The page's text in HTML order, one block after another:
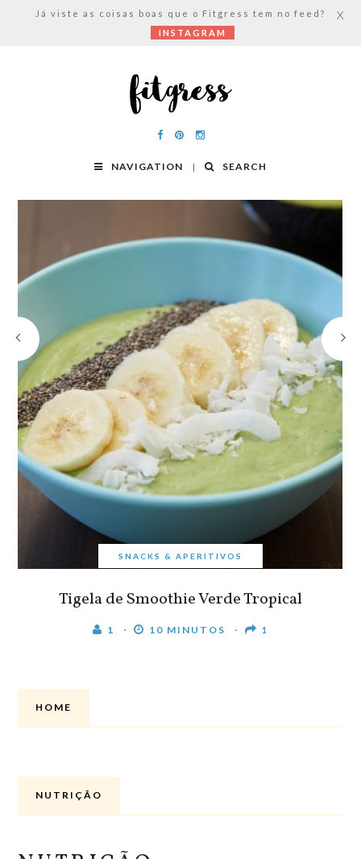
NAVIGATION SEARCH
SNACKS & APERITIVOS
Tigela de Smoothie Verde Tropical
1 10 MINUTOS 1
HOME
NUTRIÇÃO
Já viste as coisas boas que o Fitgress tem no feed?
INSTAGRAM
X